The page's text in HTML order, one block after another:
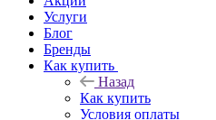
Услуги
Блог
Бренды
Как купить
Назад
Как купить
Условия оплаты